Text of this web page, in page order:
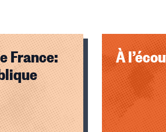
France:
À